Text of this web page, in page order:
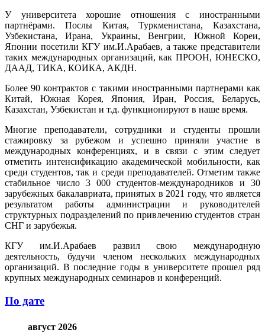
У университета хорошие отношения с иностранными
партнёрами. Послы Китая, Туркменистана, Казахстана,
Узбекистана, Ирана, Украины, Венгрии, Южной Кореи,
Японии посетили КГУ им.И.Арабаев, а также представители
таких международных организаций, как ПРООН, ЮНЕСКО,
ДААД, ТИКА, КОИКА, АКДН.
Более 90 контрактов с такими иностранными партнерами как
Китай, Южная Корея, Япония, Иран, Россия, Беларусь,
Казахстан, Узбекистан и т.д. функционируют в наше время.
Многие преподаватели, сотрудники и студенты прошли
стажировку за рубежом и успешно приняли участие в
международных конференциях, и в связи с этим следует
отметить интенсификацию академической мобильности, как
среди студентов, так и среди преподавателей. Отметим также
стабильное число 3 000 студентов-международников и 30
зарубежных бакалавриата, принятых в 2021 году, что является
результатом работы администрации и руководителей
структурных подразделений по привлечению студентов стран
СНГ и зарубежья.
КГУ им.И.Арабаев развил свою международную
деятельность, будучи членом нескольких международных
организаций. В последние годы в университете прошел ряд
крупных международных семинаров и конференций.
По дате
август 2026